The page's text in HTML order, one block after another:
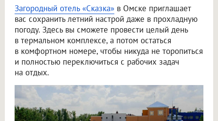
Загородный отель «Сказка» в Омске приглашает
вас сохранить летний настрой даже в прохладную
погоду. Здесь вы сможете провести целый день
в термальном комплексе, а потом остаться
в комфортном номере, чтобы никуда не торопиться
и полностью переключиться с рабочих задач
на отдых.